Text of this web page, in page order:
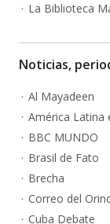
La Biblioteca
Noticias,
Al Mayadeen
América Latina
BBC MUNDO
Brasil de Fato
Brecha
Correo del
Cuba Debate